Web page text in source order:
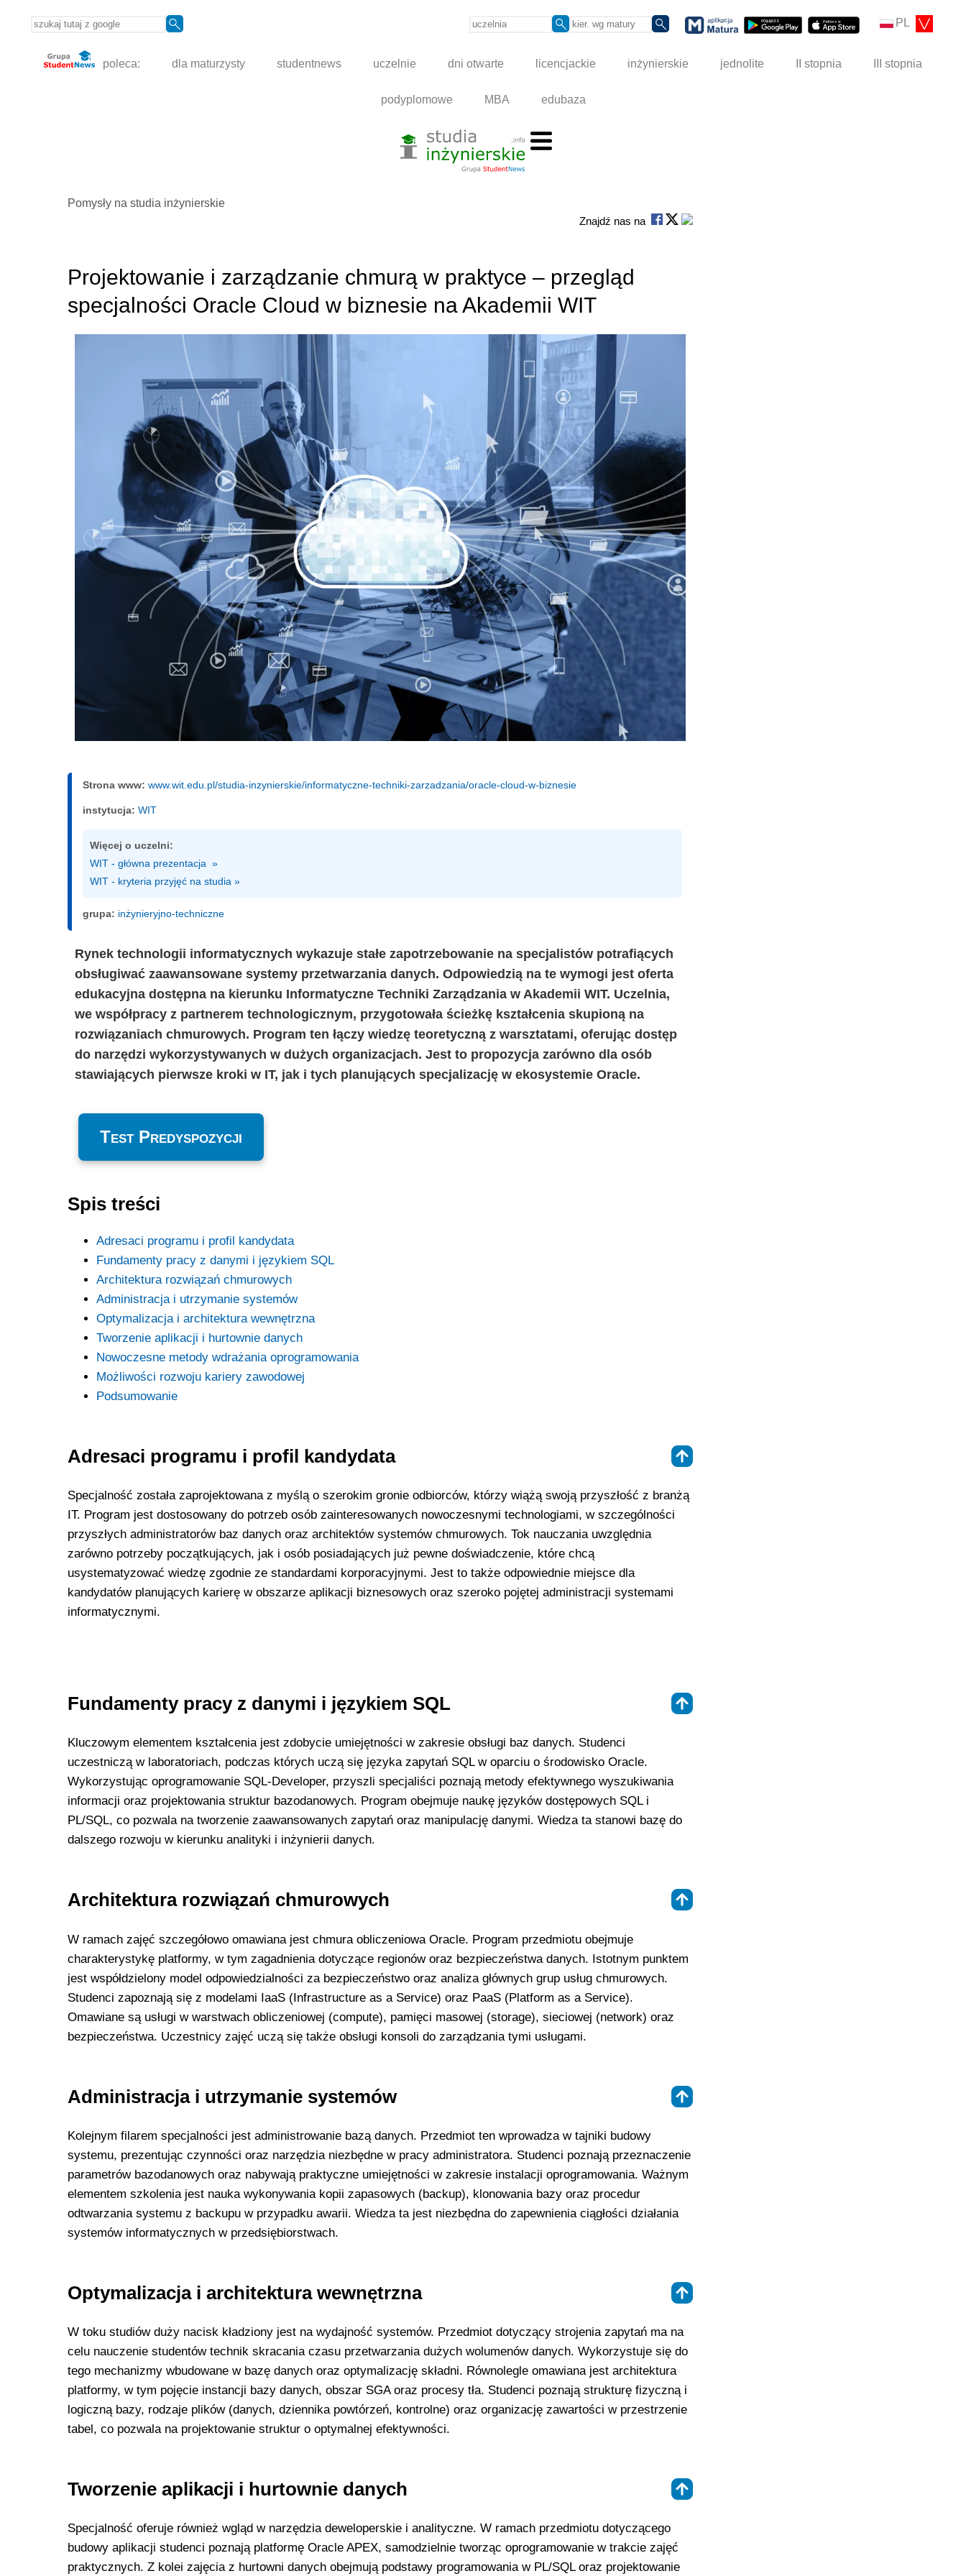
PL
poleca: dla maturzysty studentnews uczelnie dni otwarte licencjackie inżynierskie jednolite II stopnia III stopnia
podyplomowe MBA edubaza
Pomysły na studia inżynierskie
Znajdź nas na
Projektowanie i zarządzanie chmurą w praktyce – przegląd
specjalności Oracle Cloud w biznesie na Akademii WIT
Strona www: www.wit.edu.pl/studia-inzynierskie/informatyczne-techniki-zarzadzania/oracle-cloud-w-biznesie
instytucja: WIT
Więcej o uczelni:
WIT - główna prezentacja  »
WIT - kryteria przyjęć na studia »
grupa: inżynieryjno-techniczne
Rynek technologii informatycznych wykazuje stałe zapotrzebowanie na specjalistów potrafiących
obsługiwać zaawansowane systemy przetwarzania danych. Odpowiedzią na te wymogi jest oferta
edukacyjna dostępna na kierunku Informatyczne Techniki Zarządzania w Akademii WIT. Uczelnia,
we współpracy z partnerem technologicznym, przygotowała ścieżkę kształcenia skupioną na
rozwiązaniach chmurowych. Program ten łączy wiedzę teoretyczną z warsztatami, oferując dostęp
do narzędzi wykorzystywanych w dużych organizacjach. Jest to propozycja zarówno dla osób
stawiających pierwsze kroki w IT, jak i tych planujących specjalizację w ekosystemie Oracle.
Test Predyspozycji
Spis treści
Adresaci programu i profil kandydata
Fundamenty pracy z danymi i językiem SQL
Architektura rozwiązań chmurowych
Administracja i utrzymanie systemów
Optymalizacja i architektura wewnętrzna
Tworzenie aplikacji i hurtownie danych
Nowoczesne metody wdrażania oprogramowania
Możliwości rozwoju kariery zawodowej
Podsumowanie
Adresaci programu i profil kandydata
Specjalność została zaprojektowana z myślą o szerokim gronie odbiorców, którzy wiążą swoją przyszłość z branżą
IT. Program jest dostosowany do potrzeb osób zainteresowanych nowoczesnymi technologiami, w szczególności
przyszłych administratorów baz danych oraz architektów systemów chmurowych. Tok nauczania uwzględnia
zarówno potrzeby początkujących, jak i osób posiadających już pewne doświadczenie, które chcą
usystematyzować wiedzę zgodnie ze standardami korporacyjnymi. Jest to także odpowiednie miejsce dla
kandydatów planujących karierę w obszarze aplikacji biznesowych oraz szeroko pojętej administracji systemami
informatycznymi.
Fundamenty pracy z danymi i językiem SQL
Kluczowym elementem kształcenia jest zdobycie umiejętności w zakresie obsługi baz danych. Studenci
uczestniczą w laboratoriach, podczas których uczą się języka zapytań SQL w oparciu o środowisko Oracle.
Wykorzystując oprogramowanie SQL-Developer, przyszli specjaliści poznają metody efektywnego wyszukiwania
informacji oraz projektowania struktur bazodanowych. Program obejmuje naukę języków dostępowych SQL i
PL/SQL, co pozwala na tworzenie zaawansowanych zapytań oraz manipulację danymi. Wiedza ta stanowi bazę do
dalszego rozwoju w kierunku analityki i inżynierii danych.
Architektura rozwiązań chmurowych
W ramach zajęć szczegółowo omawiana jest chmura obliczeniowa Oracle. Program przedmiotu obejmuje
charakterystykę platformy, w tym zagadnienia dotyczące regionów oraz bezpieczeństwa danych. Istotnym punktem
jest współdzielony model odpowiedzialności za bezpieczeństwo oraz analiza głównych grup usług chmurowych.
Studenci zapoznają się z modelami IaaS (Infrastructure as a Service) oraz PaaS (Platform as a Service).
Omawiane są usługi w warstwach obliczeniowej (compute), pamięci masowej (storage), sieciowej (network) oraz
bezpieczeństwa. Uczestnicy zajęć uczą się także obsługi konsoli do zarządzania tymi usługami.
Administracja i utrzymanie systemów
Kolejnym filarem specjalności jest administrowanie bazą danych. Przedmiot ten wprowadza w tajniki budowy
systemu, prezentując czynności oraz narzędzia niezbędne w pracy administratora. Studenci poznają przeznaczenie
parametrów bazodanowych oraz nabywają praktyczne umiejętności w zakresie instalacji oprogramowania. Ważnym
elementem szkolenia jest nauka wykonywania kopii zapasowych (backup), klonowania bazy oraz procedur
odtwarzania systemu z backupu w przypadku awarii. Wiedza ta jest niezbędna do zapewnienia ciągłości działania
systemów informatycznych w przedsiębiorstwach.
Optymalizacja i architektura wewnętrzna
W toku studiów duży nacisk kładziony jest na wydajność systemów. Przedmiot dotyczący strojenia zapytań ma na
celu nauczenie studentów technik skracania czasu przetwarzania dużych wolumenów danych. Wykorzystuje się do
tego mechanizmy wbudowane w bazę danych oraz optymalizację składni. Równolegle omawiana jest architektura
platformy, w tym pojęcie instancji bazy danych, obszar SGA oraz procesy tła. Studenci poznają strukturę fizyczną i
logiczną bazy, rodzaje plików (danych, dziennika powtórzeń, kontrolne) oraz organizację zawartości w przestrzenie
tabel, co pozwala na projektowanie struktur o optymalnej efektywności.
Tworzenie aplikacji i hurtownie danych
Specjalność oferuje również wgląd w narzędzia deweloperskie i analityczne. W ramach przedmiotu dotyczącego
budowy aplikacji studenci poznają platformę Oracle APEX, samodzielnie tworząc oprogramowanie w trakcie zajęć
praktycznych. Z kolei zajęcia z hurtowni danych obejmują podstawy programowania w PL/SQL oraz projektowanie